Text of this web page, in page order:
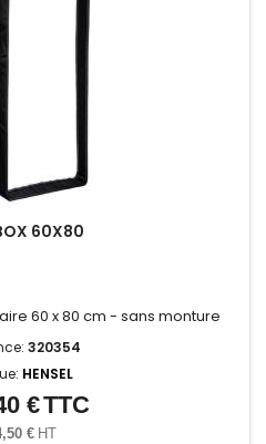
60X80
60 x 80 cm - sans monture
320354
HENSEL
Prix
€TTC
€ HT